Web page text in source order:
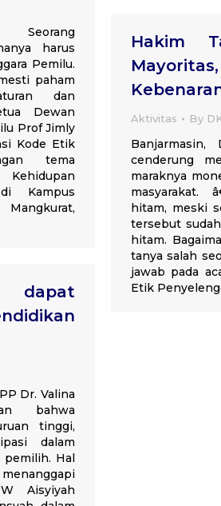
Seorang
harus
Pemilu.
paham
dan
Dewan
Prof Jimly
Kode Etik
tema
Kampus
Hakim
Aktivitas By
Banjarmasin,
cenderung
maraknya
masyarakat.
hitam, meski
tersebut
hitam.
tanya salah
jawab pada
Etik
dapat
Dr. Valina
bahwa
tinggi,
dalam
pemilih. Hal
Aisyiyah